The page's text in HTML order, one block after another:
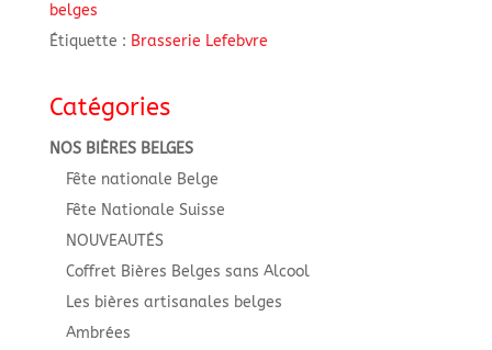
belges
Étiquette : Brasserie Lefebvre
Catégories
NOS BIÈRES BELGES
Fête nationale Belge
Fête Nationale Suisse
NOUVEAUTÉS
Coffret Bières Belges sans Alcool
Les bières artisanales belges
Ambrées